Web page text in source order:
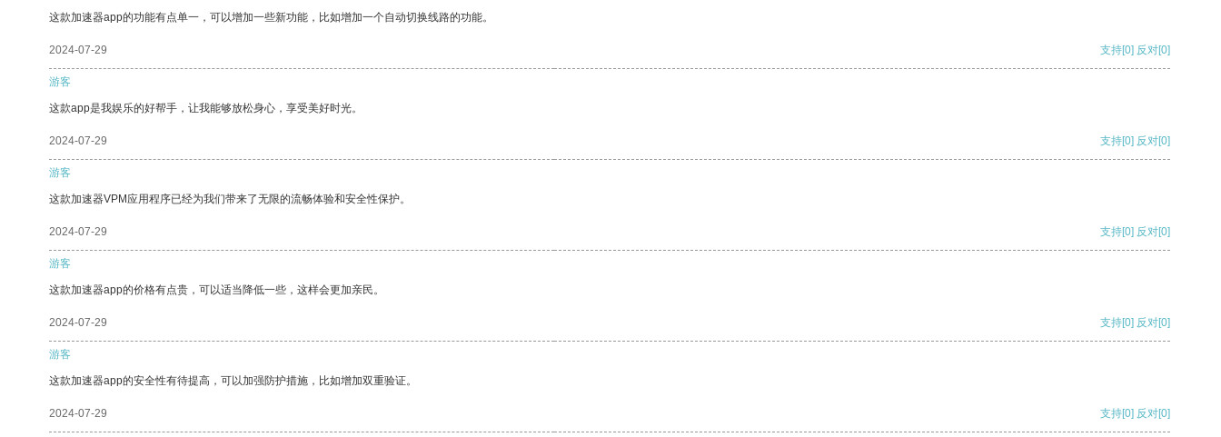
这款加速器app的功能有点单一，可以增加一些新功能，比如增加一个自动切换线路的功能。
2024-07-29 支持[0] 反对[0]
游客
这款app是我娱乐的好帮手，让我能够放松身心，享受美好时光。
2024-07-29 支持[0] 反对[0]
游客
这款加速器VPM应用程序已经为我们带来了无限的流畅体验和安全性保护。
2024-07-29 支持[0] 反对[0]
游客
这款加速器app的价格有点贵，可以适当降低一些，这样会更加亲民。
2024-07-29 支持[0] 反对[0]
游客
这款加速器app的安全性有待提高，可以加强防护措施，比如增加双重验证。
2024-07-29 支持[0] 反对[0]